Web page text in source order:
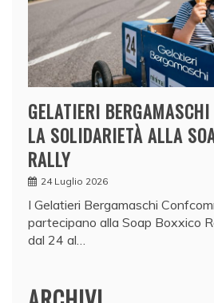
GELATIERI
LA SOLIDARIETÀ ALLA
RALLY
24 Luglio 2026
I Gelatieri Bergamaschi
partecipano alla Soap Boxxico
dal 24 al…